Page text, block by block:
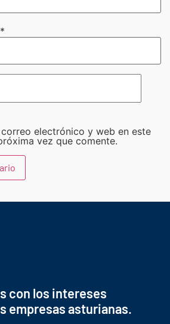
*
electrónico y web en este
vez que comente.
con los intereses
empresas asturianas.